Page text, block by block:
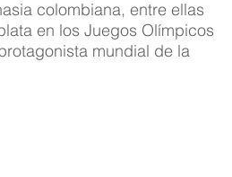
colombiana, entre ellas
en los Juegos Olímpicos
mundial de la